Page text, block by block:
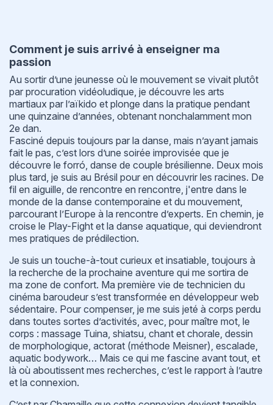
Comment je suis arrivé à enseigner ma
passion
Au sortir d’une jeunesse où le mouvement se vivait plutôt
par procuration vidéoludique, je découvre les arts
martiaux par l’aïkido et plonge dans la pratique pendant
une quinzaine d’années, obtenant nonchalamment mon
2e dan.
Fasciné depuis toujours par la danse, mais n’ayant jamais
fait le pas, c’est lors d’une soirée improvisée que je
découvre le forró, danse de couple brésilienne. Deux mois
plus tard, je suis au Brésil pour en découvrir les racines. De
fil en aiguille, de rencontre en rencontre, j'entre dans le
monde de la danse contemporaine et du mouvement,
parcourant l’Europe à la rencontre d’experts. En chemin, je
croise le Play-Fight et la danse aquatique, qui deviendront
mes pratiques de prédilection.
Je suis un touche-à-tout curieux et insatiable, toujours à
la recherche de la prochaine aventure qui me sortira de
ma zone de confort. Ma première vie de technicien du
cinéma baroudeur s’est transformée en développeur web
sédentaire. Pour compenser, je me suis jeté à corps perdu
dans toutes sortes d’activités, avec, pour maître mot, le
corps : massage Tuina, shiatsu, chant et chorale, dessin
de morphologique, actorat (méthode Meisner), escalade,
aquatic bodywork… Mais ce qui me fascine avant tout, et
là où aboutissent mes recherches, c’est le rapport à l’autre
et la connexion.